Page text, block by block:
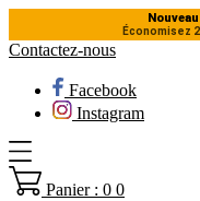
Économisez
Contactez-nous
Facebook
Instagram
Panier : 0 0